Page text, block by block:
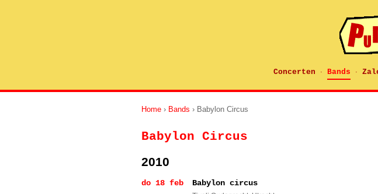
Concerten · Bands ·
Home › Bands › Babylon Circus
Babylon Circus
2010
do 18 feb Babylon circus